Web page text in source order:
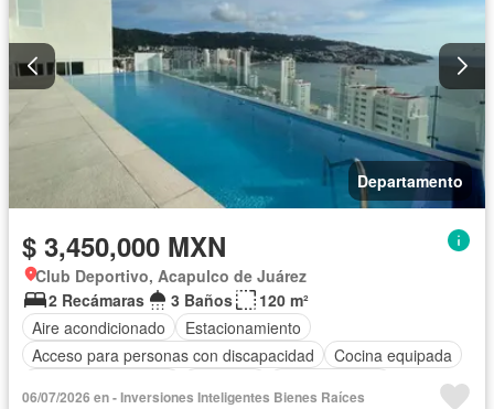
Departamento
$ 3,450,000 MXN
Club Deportivo, Acapulco de Juárez
2 Recámaras
3 Baños
120 m²
Aire acondicionado
Estacionamiento
Acceso para personas con discapacidad
Cocina equipada
06/07/2026 en - Inversiones Inteligentes Bienes Raíces